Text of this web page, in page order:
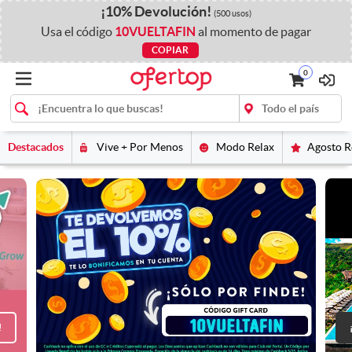
¡10%Devolución! (500 usos)
Usa el código 10VUELTAFIN al momento de pagar
COPIAR
0
Destacados Vive + Por Menos Modo Relax Agosto